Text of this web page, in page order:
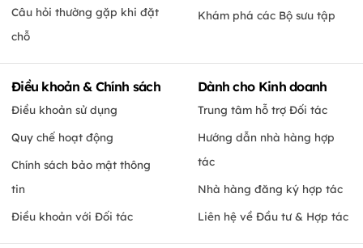
Câu hỏi thường gặp khi đặt
chỗ
Khám phá các Bộ sưu tập
Điều khoản & Chính sách
Điều khoản sử dụng
Quy chế hoạt động
Chính sách bảo mật thông
tin
Điều khoản với Đối tác
Dành cho Kinh doanh
Trung tâm hỗ trợ Đối tác
Hướng dẫn nhà hàng hợp
tác
Nhà hàng đăng ký hợp tác
Liên hệ về Đầu tư & Hợp tác